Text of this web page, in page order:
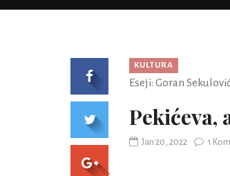
KULTURA
Eseji: Goran Sekulović
Pekićeva,
Jan 20, 2022 1